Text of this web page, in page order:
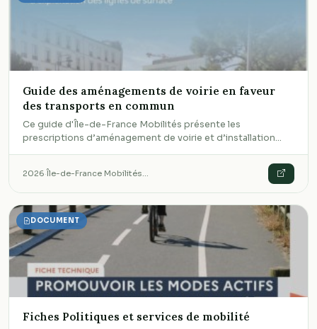
Guide des aménagements de voirie en faveur
des transports en commun
Ce guide d'Île-de-France Mobilités présente les
prescriptions d’aménagement de voirie et d’installation…
2026·Île-de-France Mobilités…
DOCUMENT
Fiches Politiques et services de mobilité